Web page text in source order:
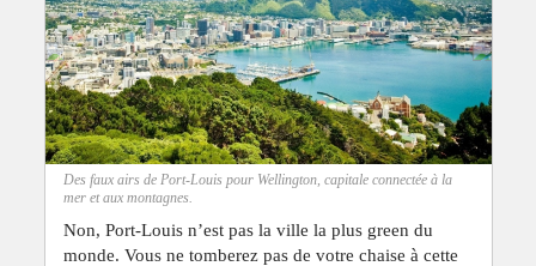
Des faux airs de Port-Louis pour Wellington, capitale connectée à la
mer et aux montagnes.
Non, Port-Louis n’est pas la ville la plus green du
monde. Vous ne tomberez pas de votre chaise à cette